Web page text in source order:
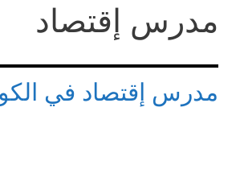
مدرس إقتصاد
مدرس إقتصاد في